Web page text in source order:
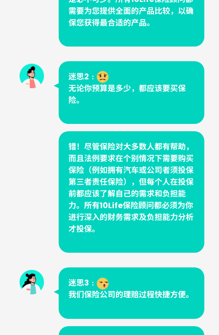
需要为您提供全面的产品比较，以确
保您获得最合适的产品。
迷思2﹕
无论你预算是多少，都应该要买保
险。
错！尽管保险对大多数人都有帮助，
而且法例要求在个别情况下需要购买
保险（例如拥有汽车或公司者须投保
第三者责任保险），但每个人在投保
前都应该了解自己的需求和负担能
力。所有10Life保险顾问都必须为你
进行深入的财务需求及负担能力分析
才投保。
迷思3﹕
我们保险公司的理赔过程快捷方便。